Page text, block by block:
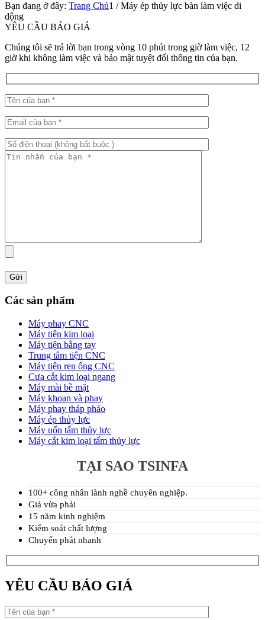
Bạn đang ở đây: Trang Chủ1 / Máy ép thủy lực bàn làm việc di
động
YÊU CẦU BÁO GIÁ
Chúng tôi sẽ trả lời bạn trong vòng 10 phút trong giờ làm việc, 12
giờ khi không làm việc và bảo mật tuyệt đối thông tin của bạn.
Các sản phẩm
Máy phay CNC
Máy tiện kim loại
Máy tiện bằng tay
Trung tâm tiện CNC
Máy tiện ren ống CNC
Cưa cắt kim loại ngang
Máy mài bề mặt
Máy khoan và phay
Máy phay tháp pháo
Máy ép thủy lực
Máy uốn tấm thủy lực
Máy cắt kim loại tấm thủy lực
TẠI SAO TSINFA
100+ công nhân lành nghề chuyên nghiệp.
Giá vừa phải
15 năm kinh nghiệm
Kiểm soát chất lượng
Chuyển phát nhanh
YÊU CẦU BÁO GIÁ